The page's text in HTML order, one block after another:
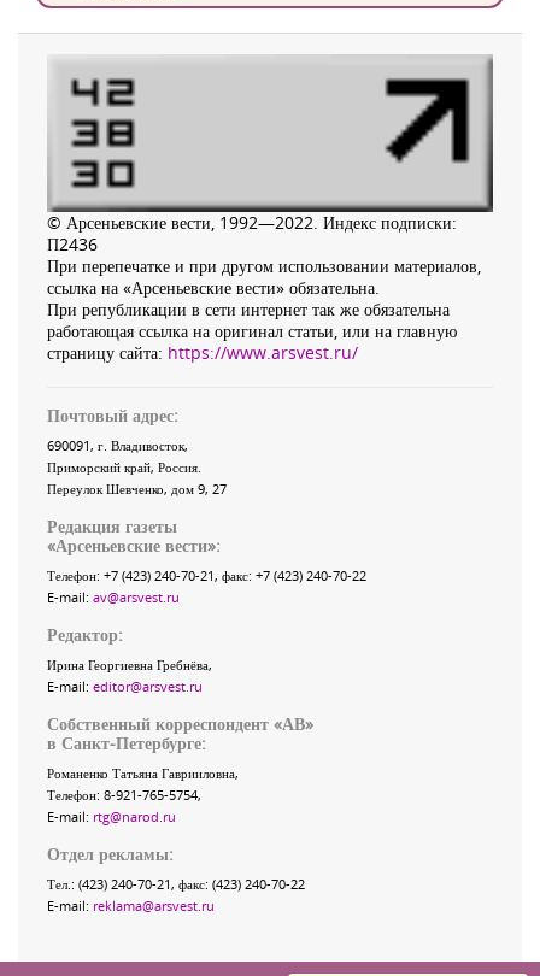
© Арсеньевские вести, 1992—2022. Индекс подписки:
П2436
При перепечатке и при другом использовании материалов,
ссылка на «Арсеньевские вести» обязательна.
При републикации в сети интернет так же обязательна
работающая ссылка на оригинал статьи, или на главную
страницу сайта: https://www.arsvest.ru/
Почтовый адрес:
690091, г. Владивосток,
Приморский край, Россия
Переулок Шевченко, дом 9, 27
Редакция газеты
«Арсеньевские вести»:
Телефон: +7 (423) 240-70-21, факс: +7 (423) 240-70-22
E-mail: av@arsvest.ru
Редактор:
Ирина Георгиевна Гребнёва,
E-mail: editor@arsvest.ru
Собственный корреспондент «АВ»
в Санкт-Петербурге:
Романенко Татьяна Гаврииловна,
Телефон: 8-921-765-5754,
E-mail: rtg@narod.ru
Отдел рекламы:
Тел.: (423) 240-70-21, факс: (423) 240-70-22
E-mail: reklama@arsvest.ru